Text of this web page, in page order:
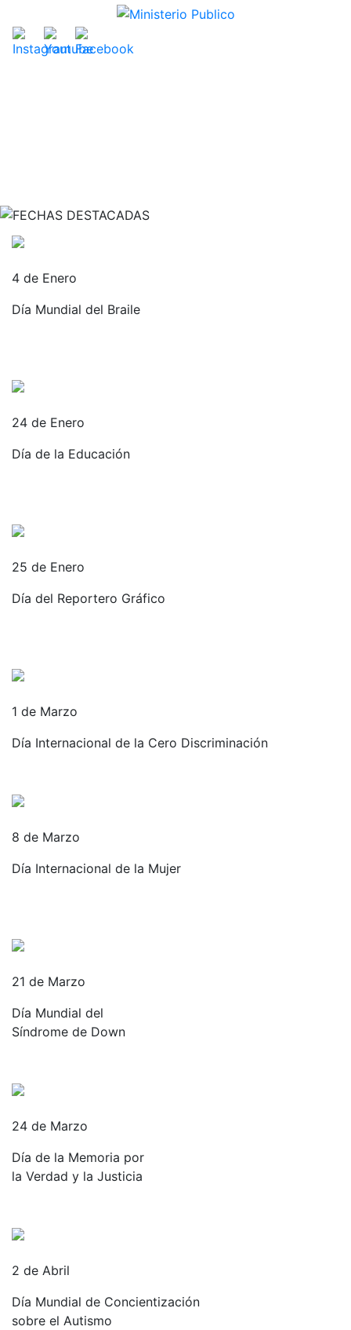
4 de Enero
Día Mundial del Braile
24 de Enero
Día de la Educación
25 de Enero
Día del Reportero Gráfico
1 de Marzo
Día Internacional de la Cero Discriminación
8 de Marzo
Día Internacional de la Mujer
21 de Marzo
Día Mundial del
Síndrome de Down
24 de Marzo
Día de la Memoria por
la Verdad y la Justicia
2 de Abril
Día Mundial de Concientización
sobre el Autismo